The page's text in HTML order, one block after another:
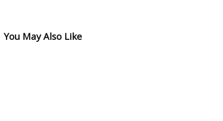
You May Also Like